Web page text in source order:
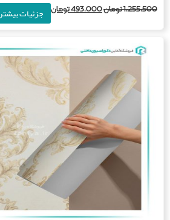
تومان493,000تومان جزئیات بیشتر ...